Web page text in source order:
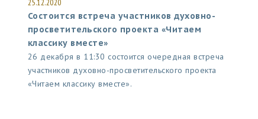
25.12.2020
Состоится встреча участников духовно-
просветительского проекта «Читаем
классику вместе»
26 декабря в 11:30 состоится очередная встреча
участников духовно-просветительского проекта
«Читаем классику вместе».